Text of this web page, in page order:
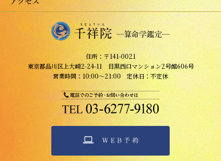
住所：〒141-0021
東京都品川区上大崎2-24-11 目黒西口マンション2号館606号
営業時間：10:00～21:00 定休日：不定休